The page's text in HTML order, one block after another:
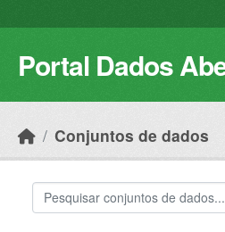
Portal Dados
Conjuntos de dados